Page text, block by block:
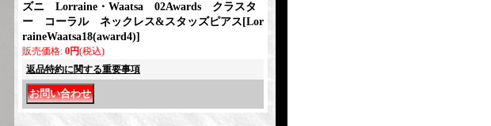
ズニ Lorraine・Waatsa 02Awards クラスタ
ー コーラル ネックレス&スタッズピアス [Lor
raineWaatsa18(award4)]
販売価格: 0円(税込)
返品特約に関する重要事項